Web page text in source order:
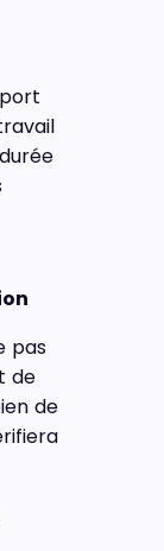
pas
de
de